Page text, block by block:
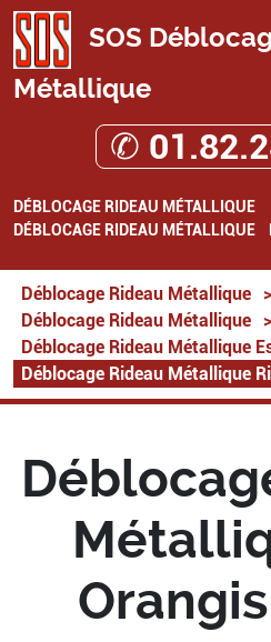
SOS
Métallique
✆
DÉBLOCAGE RIDEAU MÉTALLIQUE
DÉBLOCAGE RIDEAU MÉTALLIQUE
Déblocage Rideau Métallique
>
Déblocage Rideau Métallique
>
Déblocage Rideau Métallique
Déblocage Rideau Métallique